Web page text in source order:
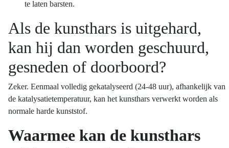
te laten barsten.
Als de kunsthars is uitgehard,
kan hij dan worden geschuurd,
gesneden of doorboord?
Zeker. Eenmaal volledig gekatalyseerd (24-48 uur), afhankelijk van
de katalysatietemperatuur, kan het kunsthars verwerkt worden als
normale harde kunststof.
Waarmee kan de kunsthars